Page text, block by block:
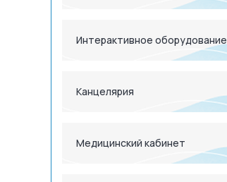
Интерактивное оборудование
Канцелярия
Медицинский кабинет